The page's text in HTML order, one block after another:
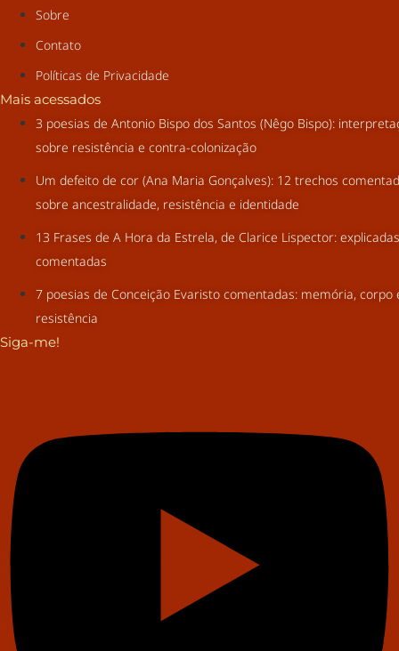
Sobre
Contato
Políticas de Privacidade
Mais acessados
3 poesias de Antonio Bispo dos Santos (Nêgo Bispo):
sobre resistência e contra-colonização
Um defeito de cor (Ana Maria Gonçalves): 12 trechos
sobre ancestralidade, resistência e identidade
13 Frases de A Hora da Estrela, de Clarice Lispector:
comentadas
7 poesias de Conceição Evaristo comentadas: memória, corpo
resistência
Siga-me!